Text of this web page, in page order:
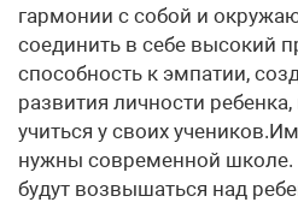
гармонии с собой и
соединить в себе высокий
способность к эмпатии,
развития личности ребенка,
учиться у своих
нужны современной школе.
будут возвышаться над